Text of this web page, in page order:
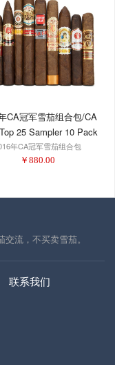
CA冠军雪茄组合包/CA
25 Sampler 10 Pack
年CA冠军雪茄组合包
￥ 880.00
流，不买卖雪茄。
联系我们